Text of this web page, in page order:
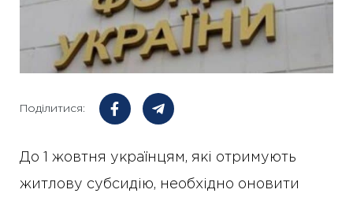
Поділитися:
До 1 жовтня українцям, які отримують
житлову субсидію, необхідно оновити